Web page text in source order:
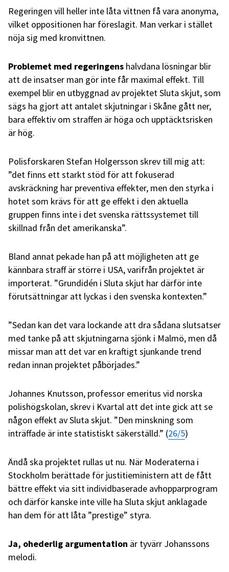
Regeringen vill heller inte låta vittnen få vara anonyma,
vilket oppositionen har föreslagit. Man verkar i stället
nöja sig med kronvittnen.
Problemet med regeringens halvdana lösningar blir
att de insatser man gör inte får maximal effekt. Till
exempel blir en utbyggnad av projektet Sluta skjut, som
sägs ha gjort att antalet skjutningar i Skåne gått ner,
bara effektiv om straffen är höga och upptäcktsrisken
är hög.
Polisforskaren Stefan Holgersson skrev till mig att:
”det finns ett starkt stöd för att fokuserad
avskräckning har preventiva effekter, men den styrka i
hotet som krävs för att ge effekt i den aktuella
gruppen finns inte i det svenska rättssystemet till
skillnad från det amerikanska”.
Bland annat pekade han på att möjligheten att ge
kännbara straff är större i USA, varifrån projektet är
importerat. ”Grundidén i Sluta skjut har därför inte
förutsättningar att lyckas i den svenska kontexten.”
”Sedan kan det vara lockande att dra sådana slutsatser
med tanke på att skjutningarna sjönk i Malmö, men då
missar man att det var en kraftigt sjunkande trend
redan innan projektet påbörjades.”
Johannes Knutsson, professor emeritus vid norska
polishögskolan, skrev i Kvartal att det inte gick att se
någon effekt av Sluta skjut. ”Den minskning som
inträffade är inte statistiskt säkerställd.” (26/5)
Ändå ska projektet rullas ut nu. När Moderaterna i
Stockholm berättade för justitieministern att de fått
bättre effekt via sitt individbaserade avhopparprogram
och därför kanske inte ville ha Sluta skjut anklagade
han dem för att låta ”prestige” styra.
Ja, ohederlig argumentation är tyvärr Johanssons
melodi.